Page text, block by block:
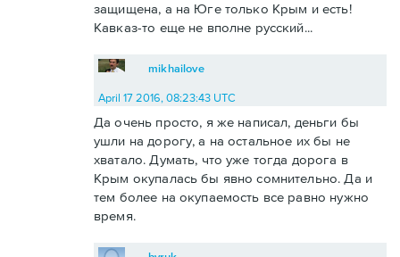
защищена, а на Юге только Крым и есть!
Кавказ-то еще не вполне русский...
mikhailove
April 17 2016, 08:23:43 UTC
Да очень просто, я же написал, деньги бы
ушли на дорогу, а на остальное их бы не
хватало. Думать, что уже тогда дорога в
Крым окупалась бы явно сомнительно. Да и
тем более на окупаемость все равно нужно
время.